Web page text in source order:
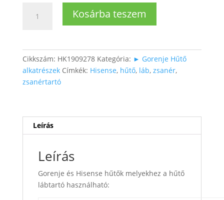
Kosárba teszem
Cikkszám: HK1909278 Kategória: ► Gorenje Hűtő
alkatrészek Címkék: Hisense, hűtő, láb, zsanér,
zsanértartó
Leírás
Leírás
Gorenje és Hisense hűtők melyekhez a hűtő
lábtartó használható: